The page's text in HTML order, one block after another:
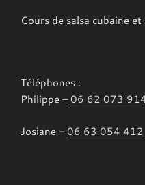
Cours de salsa cubaine
Téléphones :
Philippe –06 62 073
Josiane –06 63 054 412